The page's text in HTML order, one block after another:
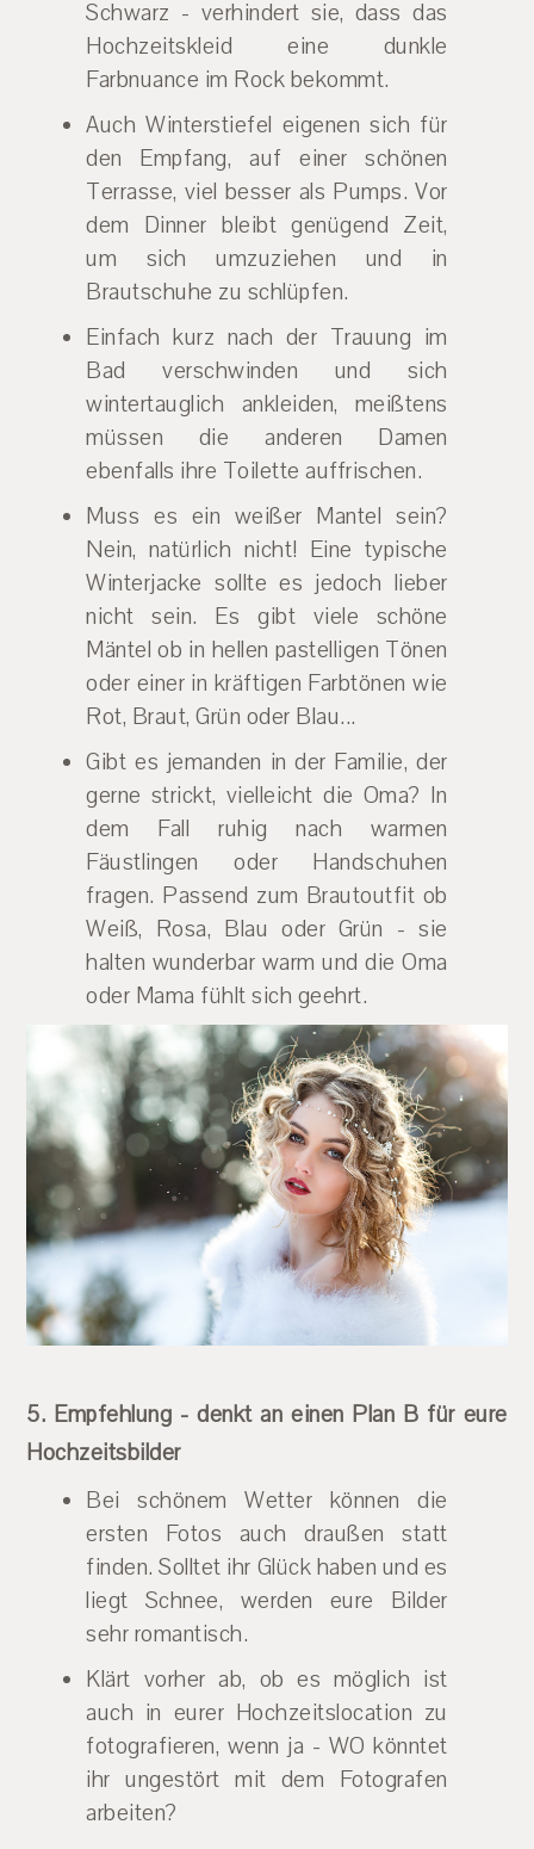
Schwarz - verhindert sie, dass das
Hochzeitskleid eine dunkle
Farbnuance im Rock bekommt.
Auch Winterstiefel eigenen sich für
den Empfang, auf einer schönen
Terrasse, viel besser als Pumps. Vor
dem Dinner bleibt genügend Zeit,
um sich umzuziehen und in
Brautschuhe zu schlüpfen.
Einfach kurz nach der Trauung im
Bad verschwinden und sich
wintertauglich ankleiden, meißtens
müssen die anderen Damen
ebenfalls ihre Toilette auffrischen.
Muss es ein weißer Mantel sein?
Nein, natürlich nicht! Eine typische
Winterjacke sollte es jedoch lieber
nicht sein. Es gibt viele schöne
Mäntel ob in hellen pastelligen Tönen
oder einer in kräftigen Farbtönen wie
Rot, Braut, Grün oder Blau...
Gibt es jemanden in der Familie, der
gerne strickt, vielleicht die Oma? In
dem Fall ruhig nach warmen
Fäustlingen oder Handschuhen
fragen. Passend zum Brautoutfit ob
Weiß, Rosa, Blau oder Grün - sie
halten wunderbar warm und die Oma
oder Mama fühlt sich geehrt.
5. Empfehlung - denkt an einen Plan B für eure
Hochzeitsbilder
Bei schönem Wetter können die
ersten Fotos auch draußen statt
finden. Solltet ihr Glück haben und es
liegt Schnee, werden eure Bilder
sehr romantisch.
Klärt vorher ab, ob es möglich ist
auch in eurer Hochzeitslocation zu
fotografieren, wenn ja - WO könntet
ihr ungestört mit dem Fotografen
arbeiten?